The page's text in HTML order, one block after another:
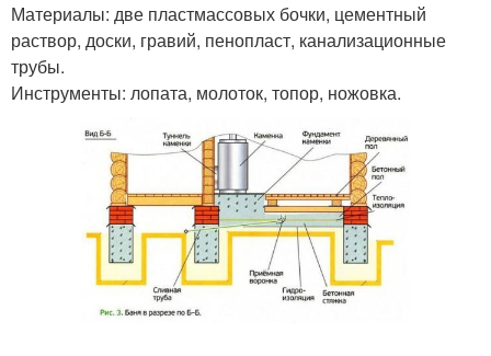
Материалы: две пластмассовых бочки, цементный
раствор, доски, гравий, пенопласт, канализационные
трубы.
Инструменты: лопата, молоток, топор, ножовка.